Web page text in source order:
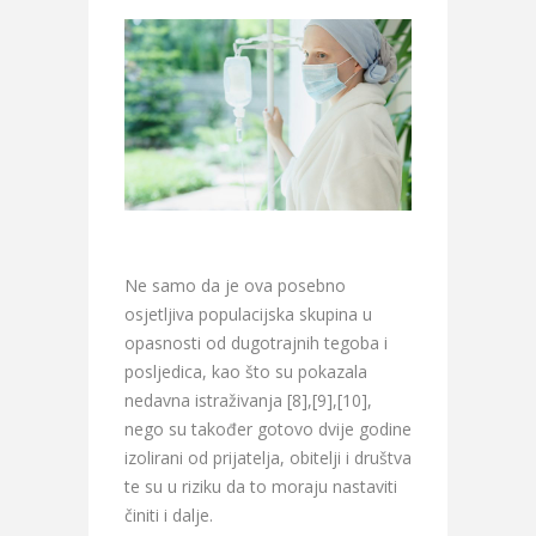
Ne samo da je ova posebno
osjetljiva populacijska skupina u
opasnosti od dugotrajnih tegoba i
posljedica, kao što su pokazala
nedavna istraživanja [8],[9],[10],
nego su također gotovo dvije godine
izolirani od prijatelja, obitelji i društva
te su u riziku da to moraju nastaviti
činiti i dalje.